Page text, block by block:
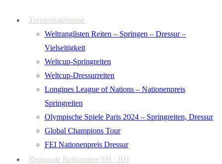
Turnierergebnisse
Weltranglisten Reiten – Springen – Dressur –
Vielseitigkeit
Weltcup-Springreiten
Weltcup-Dressurreiten
Longines League of Nations – Nationenpreis
Springreiten
Olympische Spiele Paris 2024 – Springreiten, Dressur
Global Champions Tour
FEI Nationenpreis Dressur
Regionale Reitturniere SH / HH